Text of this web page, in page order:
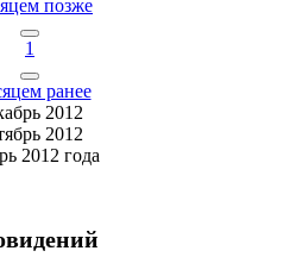
позже
1
ранее
2012
2012
2012 года